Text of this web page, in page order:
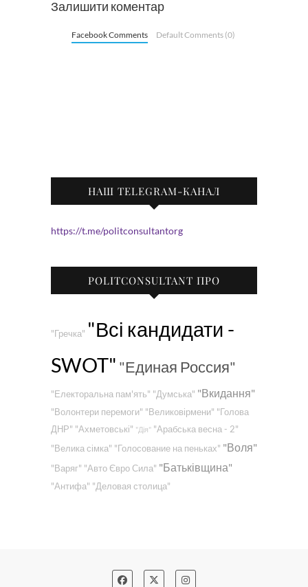
Залишити коментар
Facebook Comments Default Comments (0)
НАШ TELEGRAM-КАНАЛ
https://t.me/politconsultantorg
POLITCONSULTANT ПРО
"Гречка" "Всі кандидати -
SWOT" "Единая Россия"
"Електоральна пам'ять" "Думська" "Вкидання"
"Волонтери перемоги" "Великовірмени" "Голова
ДНР" "Ахметовські" "Дія" "Арабська весна - 2"
"Велика сімка" "Голосование на пеньках" "Воля"
"Варяг" "Авто Євро Сила" "Батьківщина"
"Антифа" "Деловая столица"